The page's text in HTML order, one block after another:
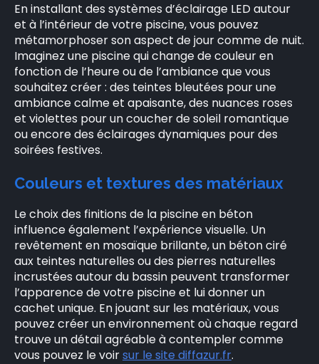
En installant des systèmes d’éclairage LED autour
et à l’intérieur de votre piscine, vous pouvez
métamorphoser son aspect de jour comme de nuit.
Imaginez une piscine qui change de couleur en
fonction de l’heure ou de l’ambiance que vous
souhaitez créer : des teintes bleutées pour une
ambiance calme et apaisante, des nuances roses
et violettes pour un coucher de soleil romantique
ou encore des éclairages dynamiques pour des
soirées festives.
Couleurs et textures des matériaux
Le choix des finitions de la piscine en béton
influence également l’expérience visuelle. Un
revêtement en mosaïque brillante, un béton ciré
aux teintes naturelles ou des pierres naturelles
incrustées autour du bassin peuvent transformer
l’apparence de votre piscine et lui donner un
cachet unique. En jouant sur les matériaux, vous
pouvez créer un environnement où chaque regard
trouve un détail agréable à contempler comme
vous pouvez le voirsur le site diffazur.fr.